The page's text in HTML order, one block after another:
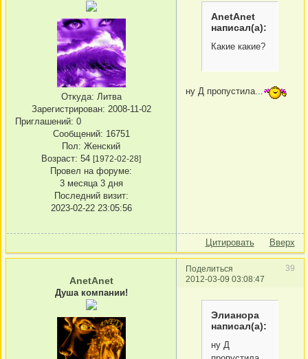
Откуда: Литва
Зарегистрирован: 2008-11-02
Приглашений: 0
Сообщений: 16751
Пол: Женский
Возраст: 54 [1972-02-28]
Провел на форуме:
3 месяца 3 дня
Последний визит:
2023-02-22 23:05:56
AnetAnet
написал(а):
Какие какие?
ну Д пропустила...
Цитировать Вверх
Поделиться
39
2012-03-09 03:08:47
AnetAnet
Душа компании!
Элианора
написал(а):
ну Д